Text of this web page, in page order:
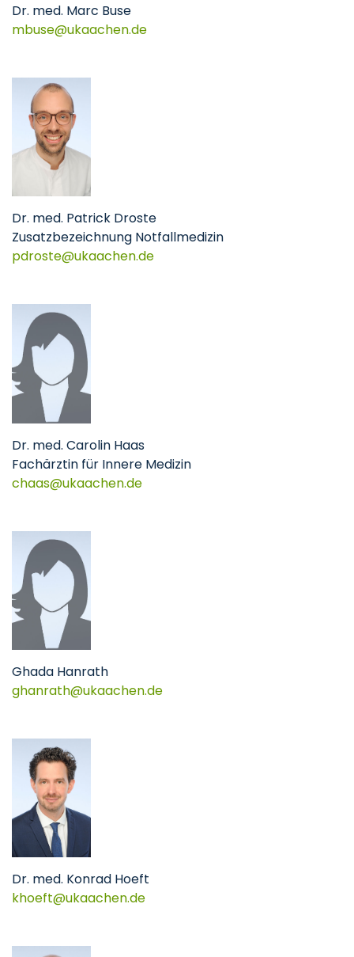
Dr. med. Marc Buse
mbuse@ukaachen.de
Dr. med. Patrick Droste
Zusatzbezeichnung Notfallmedizin
pdroste@ukaachen.de
Dr. med. Carolin Haas
Fachärztin für Innere Medizin
chaas@ukaachen.de
Ghada Hanrath
ghanrath@ukaachen.de
Dr. med. Konrad Hoeft
khoeft@ukaachen.de